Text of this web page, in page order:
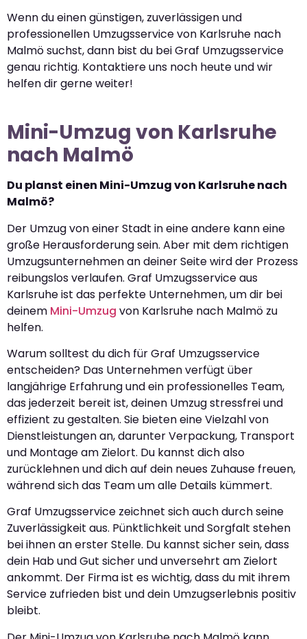
Wenn du einen günstigen, zuverlässigen und
professionellen Umzugsservice von Karlsruhe nach
Malmö suchst, dann bist du bei Graf Umzugsservice
genau richtig. Kontaktiere uns noch heute und wir
helfen dir gerne weiter!
Mini-Umzug von Karlsruhe
nach Malmö
Du planst einen Mini-Umzug von Karlsruhe nach
Malmö?
Der Umzug von einer Stadt in eine andere kann eine
große Herausforderung sein. Aber mit dem richtigen
Umzugsunternehmen an deiner Seite wird der Prozess
reibungslos verlaufen. Graf Umzugsservice aus
Karlsruhe ist das perfekte Unternehmen, um dir bei
deinem Mini-Umzug von Karlsruhe nach Malmö zu
helfen.
Warum solltest du dich für Graf Umzugsservice
entscheiden? Das Unternehmen verfügt über
langjährige Erfahrung und ein professionelles Team,
das jederzeit bereit ist, deinen Umzug stressfrei und
effizient zu gestalten. Sie bieten eine Vielzahl von
Dienstleistungen an, darunter Verpackung, Transport
und Montage am Zielort. Du kannst dich also
zurücklehnen und dich auf dein neues Zuhause freuen,
während sich das Team um alle Details kümmert.
Graf Umzugsservice zeichnet sich auch durch seine
Zuverlässigkeit aus. Pünktlichkeit und Sorgfalt stehen
bei ihnen an erster Stelle. Du kannst sicher sein, dass
dein Hab und Gut sicher und unversehrt am Zielort
ankommt. Der Firma ist es wichtig, dass du mit ihrem
Service zufrieden bist und dein Umzugserlebnis positiv
bleibt.